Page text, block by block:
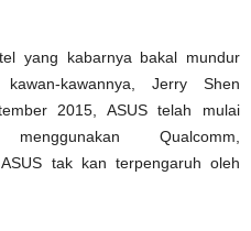
yang kabarnya bakal mundur
kawannya, Jerry Shen
2015, ASUS telah mulai
Qualcomm,
tak kan terpengaruh oleh